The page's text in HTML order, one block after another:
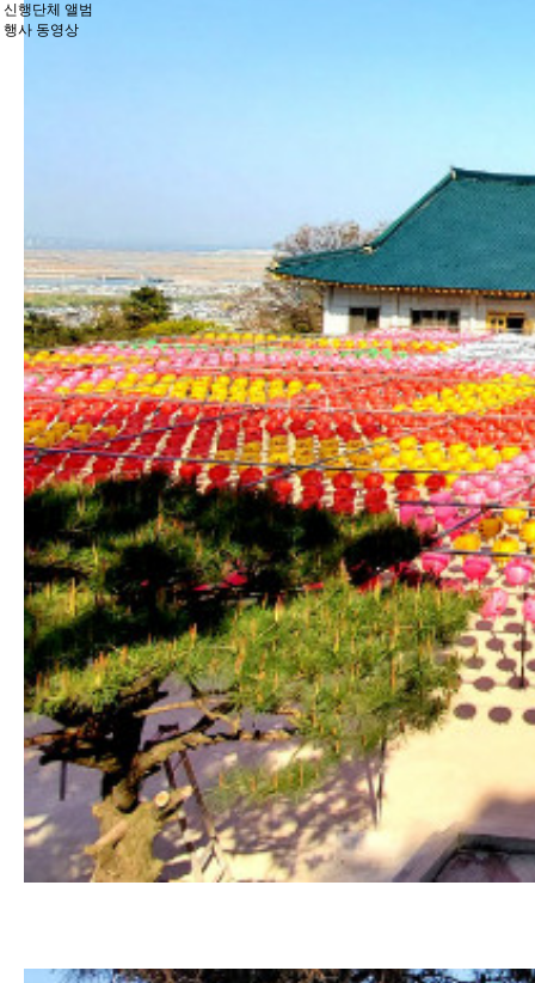
신행단체 앨범
행사 동영상